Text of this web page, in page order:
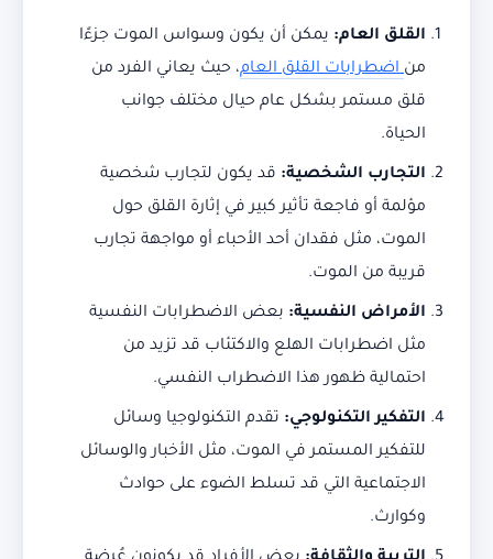
القلق العام: يمكن أن يكون وسواس الموت جزءًا
مناضطرابات القلق العام، حيث يعاني الفرد من
قلق مستمر بشكل عام حيال مختلف جوانب
الحياة.
التجارب الشخصية: قد يكون لتجارب شخصية
مؤلمة أو فاجعة تأثير كبير في إثارة القلق حول
الموت، مثل فقدان أحد الأحباء أو مواجهة تجارب
قريبة من الموت.
الأمراض النفسية: بعض الاضطرابات النفسية
مثل اضطرابات الهلع والاكتئاب قد تزيد من
احتمالية ظهور هذا الاضطراب النفسي.
التفكير التكنولوجي: تقدم التكنولوجيا وسائل
للتفكير المستمر في الموت، مثل الأخبار والوسائل
الاجتماعية التي قد تسلط الضوء على حوادث
وكوارث.